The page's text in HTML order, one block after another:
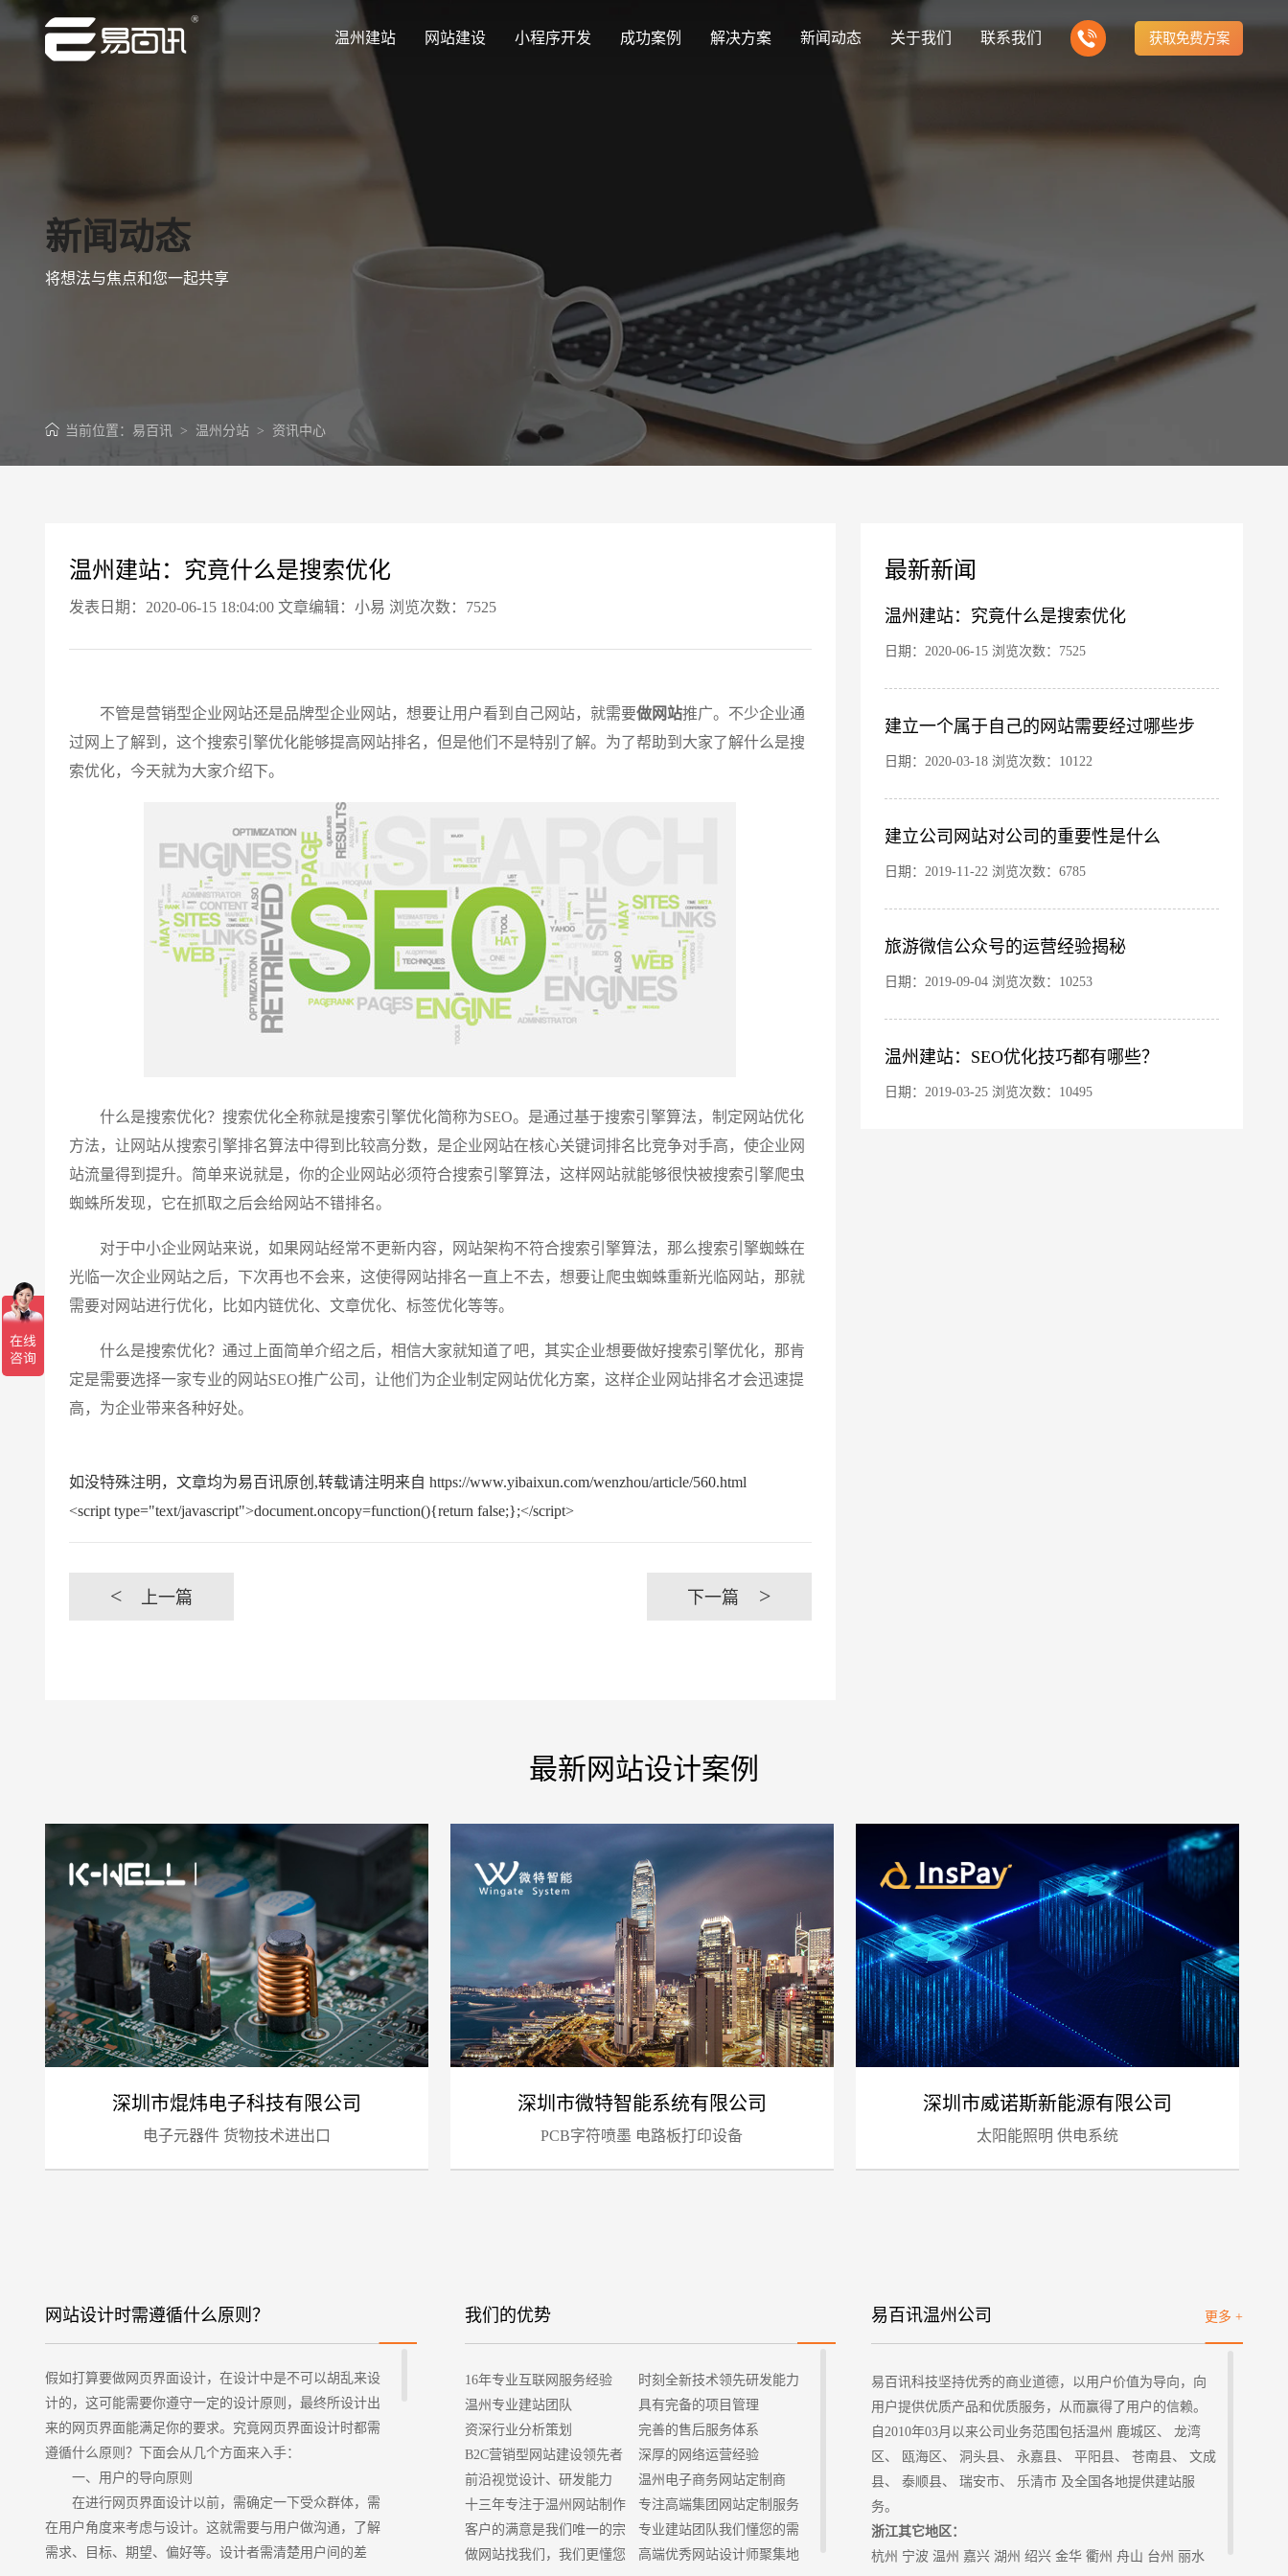
温州建站 网站建设
适应各个终端设备网站
网站建设定制改版
定制化网站建设改版方案
购物商城系统开发
零售在线电子商务网站 移动手机互联网站开发
小程序开发 成功案例
购物商城网站
外贸出口网站
外贸进出口网站开发
企业品牌官网
创意品牌型网站建设 营销型网站建力企业公信力
解决方案
企业网站建设解决方案
更贴身、易落地、高性价比
营销型网站建设解决方案
可精准流量统计与效果分析
门户网站建设解决方案
能及时、准确、动态地更新
外贸网站建设解决方案
视觉、功能系统，展示产品
品牌形象网站建设解决方案
操作方便、结构先进的优点
购物商城网站建设解决方案
方便快捷购物车、购物指南
政府网站建设解决方案
可轻松定制风格各异、频道
新能源行业网站建设解决方
案
芯片半导体网站建设解决方
案
新闻动态
行业新闻
Industry information
网站推广
Website optimization
网站观点
Website viewpoint
关于我们
汇款方式
发展历程
一路走来感谢您的陪伴
联系我们 获取免费方案
新闻动态
将想法与焦点和您一起共享
当前位置： 易百讯 > 温州分站 > 资讯中心
温州建站：究竟什么是搜索优化
发表日期：2020-06-15 18:04:00 文章编辑：小易 浏览次数：7525
不管是营销型企业网站还是品牌型企业网站，想要让用户看到自己网站，就需要做网站推广。不少企业通
过网上了解到，这个搜索引擎优化能够提高网站排名，但是他们不是特别了解。为了帮助到大家了解什么是搜
索优化，今天就为大家介绍下。
什么是搜索优化？搜索优化全称就是搜索引擎优化简称为SEO。是通过基于搜索引擎算法，制定网站优化
方法，让网站从搜索引擎排名算法中得到比较高分数，是企业网站在核心关键词排名比竞争对手高，使企业网
站流量得到提升。简单来说就是，你的企业网站必须符合搜索引擎算法，这样网站就能够很快被搜索引擎爬虫
蜘蛛所发现，它在抓取之后会给网站不错排名。
对于中小企业网站来说，如果网站经常不更新内容，网站架构不符合搜索引擎算法，那么搜索引擎蜘蛛在
光临一次企业网站之后，下次再也不会来，这使得网站排名一直上不去，想要让爬虫蜘蛛重新光临网站，那就
需要对网站进行优化，比如内链优化、文章优化、标签优化等等。
什么是搜索优化？通过上面简单介绍之后，相信大家就知道了吧，其实企业想要做好搜索引擎优化，那肯
定是需要选择一家专业的网站SEO推广公司，让他们为企业制定网站优化方案，这样企业网站排名才会迅速提
高，为企业带来各种好处。
如没特殊注明，文章均为易百讯原创,转载请注明来自 https://www.yibaixun.com/wenzhou/article/560.html
<script type="text/javascript">document.oncopy=function(){return false;};</script>
< 上一篇 下一篇 >
最新新闻
温州建站：究竟什么是搜索优化
日期：2020-06-15 浏览次数：7525
建立一个属于自己的网站需要经过哪些步
骤？
日期：2020-03-18 浏览次数：10122
建立公司网站对公司的重要性是什么
日期：2019-11-22 浏览次数：6785
旅游微信公众号的运营经验揭秘
日期：2019-09-04 浏览次数：10253
温州建站：SEO优化技巧都有哪些？
日期：2019-03-25 浏览次数：10495
最新网站设计案例
深圳市焜炜电子科技有限公司
电子元器件 货物技术进出口
深圳市微特智能系统有限公司
PCB字符喷墨 电路板打印设备
深圳市威诺斯新能源有限公司
太阳能照明 供电系统
网站设计时需遵循什么原则？
假如打算要做网页界面设计，在设计中是不可以胡乱来设
计的，这可能需要你遵守一定的设计原则，最终所设计出
来的网页界面能满足你的要求。究竟网页界面设计时都需
遵循什么原则？下面会从几个方面来入手：
一、用户的导向原则
在进行网页界面设计以前，需确定一下受众群体，需
在用户角度来考虑与设计。这就需要与用户做沟通，了解
需求、目标、期望、偏好等。设计者需清楚用户间的差
我们的优势
16年专业互联网服务经验
温州专业建站团队
资深行业分析策划
B2C营销型网站建设领先者
前沿视觉设计、研发能力
十三年专注于温州网站制作
客户的满意是我们唯一的宗
旨
做网站找我们，我们更懂您
时刻全新技术领先研发能力
具有完备的项目管理
完善的售后服务体系
深厚的网络运营经验
温州电子商务网站定制商
专注高端集团网站定制服务
专业建站团队我们懂您的需
求
高端优秀网站设计师聚集地
更多 +
易百讯温州公司
易百讯科技坚持优秀的商业道德，以用户价值为导向，向
用户提供优质产品和优质服务，从而赢得了用户的信赖。
自2010年03月以来公司业务范围包括温州 鹿城区、 龙湾
区、 瓯海区、 洞头县、 永嘉县、 平阳县、 苍南县、 文成
县、 泰顺县、 瑞安市、 乐清市 及全国各地提供建站服
务。
浙江其它地区：
杭州 宁波 温州 嘉兴 湖州绍兴 金华 衢州 舟山 台州 丽水
请输入您的公司名称 名字
微信号
1万-3万 3万-5万 5万-8万